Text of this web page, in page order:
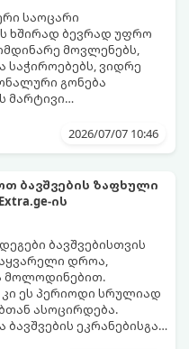
საოცარი
ხშირად ბევრად უფრო
მოვლენებს,
ვიდრე
გონება
მარტივი
დაფუძნებული,
ამ ეტაპზე.
ის ერთი,
2026/07/07 10:46
ბავშვების ზაფხული
ის
ბავშვებისთვის
დროა,
მოლოდინებით.
ეს პერიოდი სრულიად
ასოცირდება.
ეკრანებისგან